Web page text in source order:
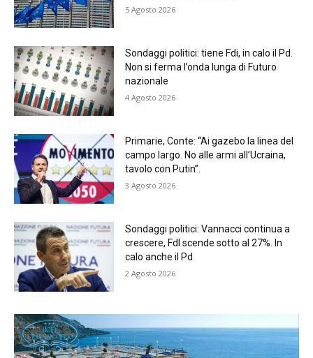
5 Agosto 2026
Sondaggi politici: tiene Fdi, in calo il Pd.
Non si ferma l’onda lunga di Futuro
nazionale
4 Agosto 2026
Primarie, Conte: “Ai gazebo la linea del
campo largo. No alle armi all’Ucraina,
tavolo con Putin”.
3 Agosto 2026
Sondaggi politici: Vannacci continua a
crescere, FdI scende sotto al 27%. In
calo anche il Pd
2 Agosto 2026